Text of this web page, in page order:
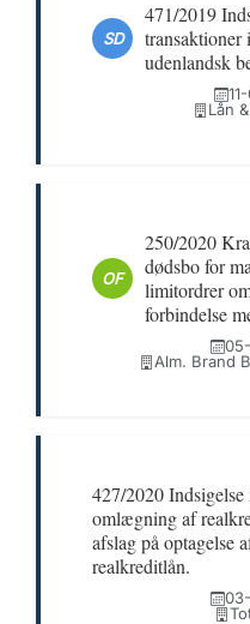
SD
471/2019
transaktioner
udenlandsk
Lån
OF
250/2020
dødsbo for
limitordrer
forbindelse
Alm. Brand
427/2020 Indsigelse
omlægning af
afslag på optagelse
realkreditlån.